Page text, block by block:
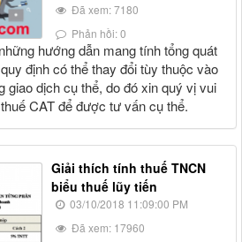
Đã xem: 7180
Phản hồi: 0
hướng dẫn mang tính tổng quát
định có thể thay đổi tùy thuộc vào
giao dịch cụ thể, do đó xin quý vị vui
CAT để được tư vấn cụ thể.
Giải thích tính thuế TNCN
biểu thuế lũy tiến
03/10/2018 11:09:00 PM
Đã xem: 17960